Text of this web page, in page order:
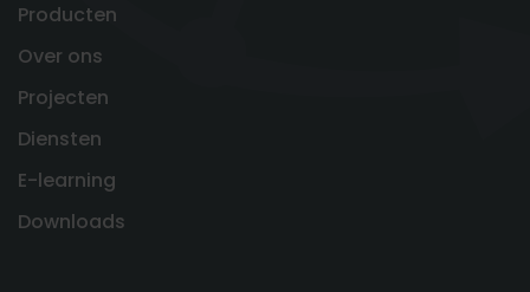
Producten
Over ons
Projecten
Diensten
E-learning
Downloads